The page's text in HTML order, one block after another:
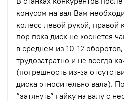
конусом на вал Вам
колесо левой рукой, правой
пор пока диск не коснется
в среднем из 10-12 оборотов,
трудозатратно и не всегда
(погрешность из-за
диска относительно вала).
“затянуть” гайку на валу с